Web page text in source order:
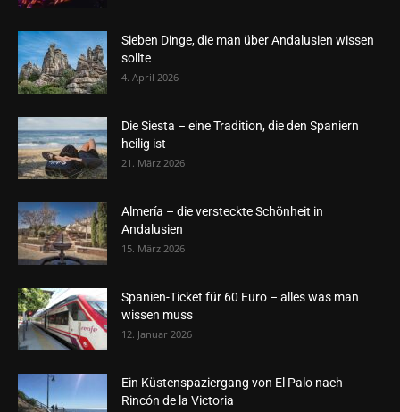
Sieben Dinge, die man über Andalusien wissen
sollte
4. April 2026
Die Siesta – eine Tradition, die den Spaniern
heilig ist
21. März 2026
Almería – die versteckte Schönheit in
Andalusien
15. März 2026
Spanien-Ticket für 60 Euro – alles was man
wissen muss
12. Januar 2026
Ein Küstenspaziergang von El Palo nach
Rincón de la Victoria